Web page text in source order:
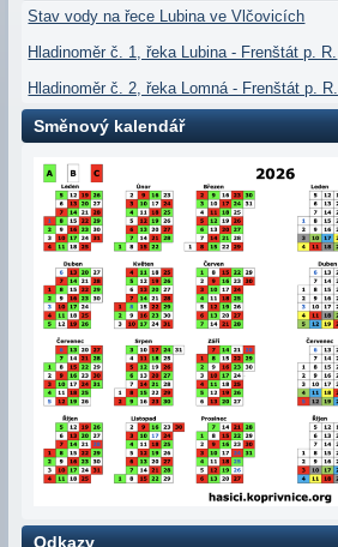
Stav vody na řece Lubina ve Vlčovicích
Hladinoměr č. 1, řeka Lubina - Frenštát p. R.
Hladinoměr č. 2, řeka Lomná - Frenštát p. R.
Směnový kalendář
Odkazy